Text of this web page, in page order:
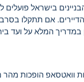
בישראל פועלים
אם תתקלו
במדריך המלא על ועד
הופכות מהר